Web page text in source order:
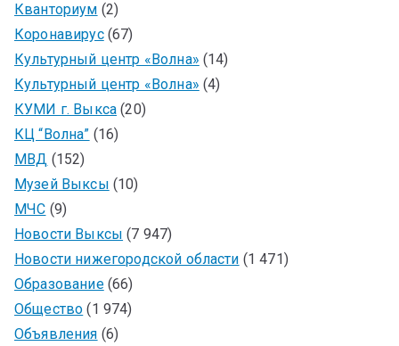
Кванториум (2)
Коронавирус(67)
Культурный центр «Волна» (14)
Культурный центр «Волна» (4)
КУМИ г. Выкса (20)
КЦ “Волна” (16)
МВД (152)
Музей Выксы (10)
МЧС (9)
Новости Выксы (7 947)
Новости нижегородской области (1 471)
Образование(66)
Общество (1 974)
Объявления (6)